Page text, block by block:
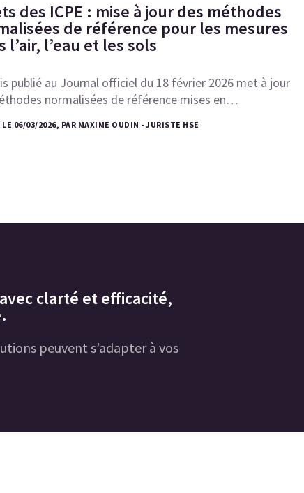
des ICPE : mise à jour des méthodes
de référence pour les mesures
l’air, l’eau et les sols
publié au Journal officiel du 18 février 2026 met à jour
normalisées de référence mises en…
LE 06/03/2026, PAR MAXIME OUDIN - JURISTE HSE
clarté et efficacité,
peuvent s’adapter à vos